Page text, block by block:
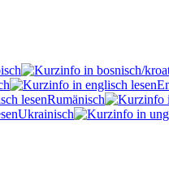
Rumänisch
Ukrainisch